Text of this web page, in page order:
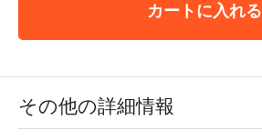
カートに入れる
その他の詳細情報